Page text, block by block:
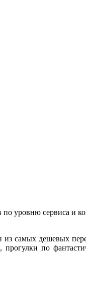
уровню сервиса и
из самых дешевых
по